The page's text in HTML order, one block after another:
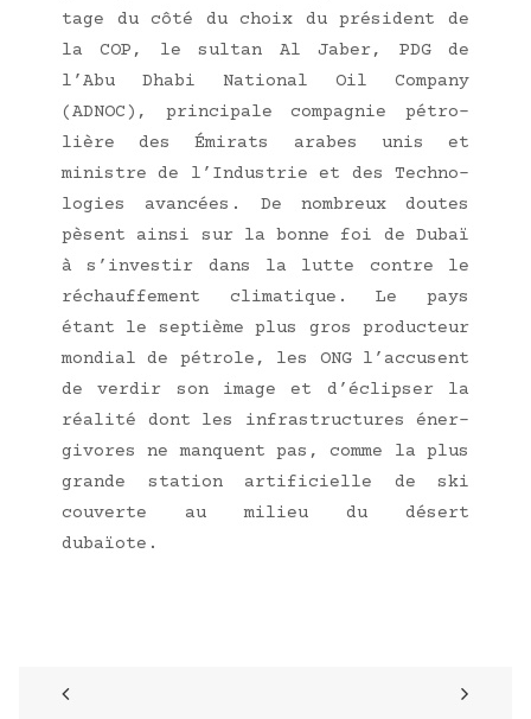
tage du côté du choix du pré­sident de
la COP, le sul­tan Al Jaber, PDG de
l’A­bu Dha­bi Natio­nal Oil Com­pa­ny
(ADNOC), prin­ci­pale com­pa­gnie pétro­
lière des Émi­rats arabes unis et
ministre de l’Industrie et des Tech­no­
lo­gies avan­cées. De nom­breux doutes
pèsent ain­si sur la bonne foi de Dubaï
à s’investir dans la lutte contre le
réchauf­fe­ment cli­ma­tique. Le pays
étant le sep­tième plus gros pro­duc­teur
mon­dial de pétrole, les ONG l’accusent
de ver­dir son image et d’éclipser la
réa­li­té dont les infra­struc­tures éner­
gi­vores ne manquent pas, comme la plus
grande sta­tion arti­fi­cielle de ski
cou­verte au milieu du désert
dubaïote.